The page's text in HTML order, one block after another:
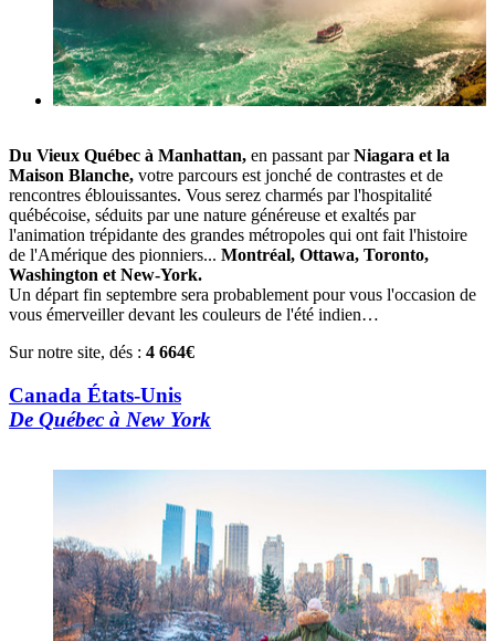
Du Vieux Québec à Manhattan, en passant parNiagara et la
Maison Blanche, votre parcours est jonché de contrastes et de
rencontres éblouissantes. Vous serez charmés par l'hospitalité
québécoise, séduits par une nature généreuse et exaltés par
l'animation trépidante des grandes métropoles qui ont fait l'histoire
de l'Amérique des pionniers... Montréal, Ottawa, Toronto,
Washington et New-York.
Un départ fin septembre sera probablement pour vous l'occasion de
vous émerveiller devant les couleurs de l'été indien…
Sur notre site, dés : 4 664€
Canada États-Unis
De Québec à New York